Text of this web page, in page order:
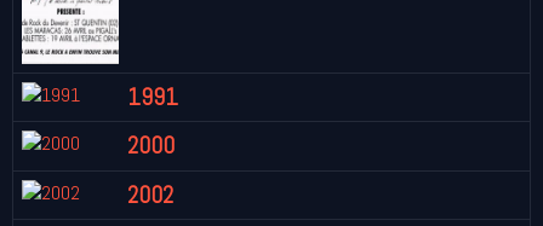
1991
2000
2002